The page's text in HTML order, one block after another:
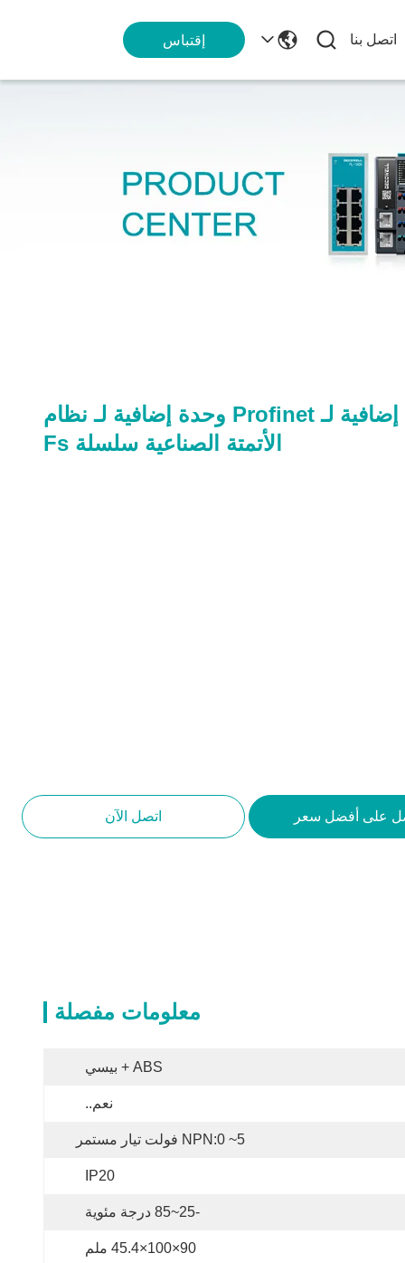
اتصل بنا إقتباس
وحدة إضافية لـ Profinet وحدة إضافية لـ نظام
الأتمتة الصناعية سلسلة Fs
على أفضل سعر اتصل الآن
معلومات مفصلة
ABS + بيسي
نعم..
NPN:0 ~5 فولت تيار مستمر
IP20
-25~85 درجة مئوية
90×100×45.4 ملم